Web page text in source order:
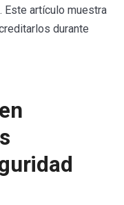
artículo muestra
durante